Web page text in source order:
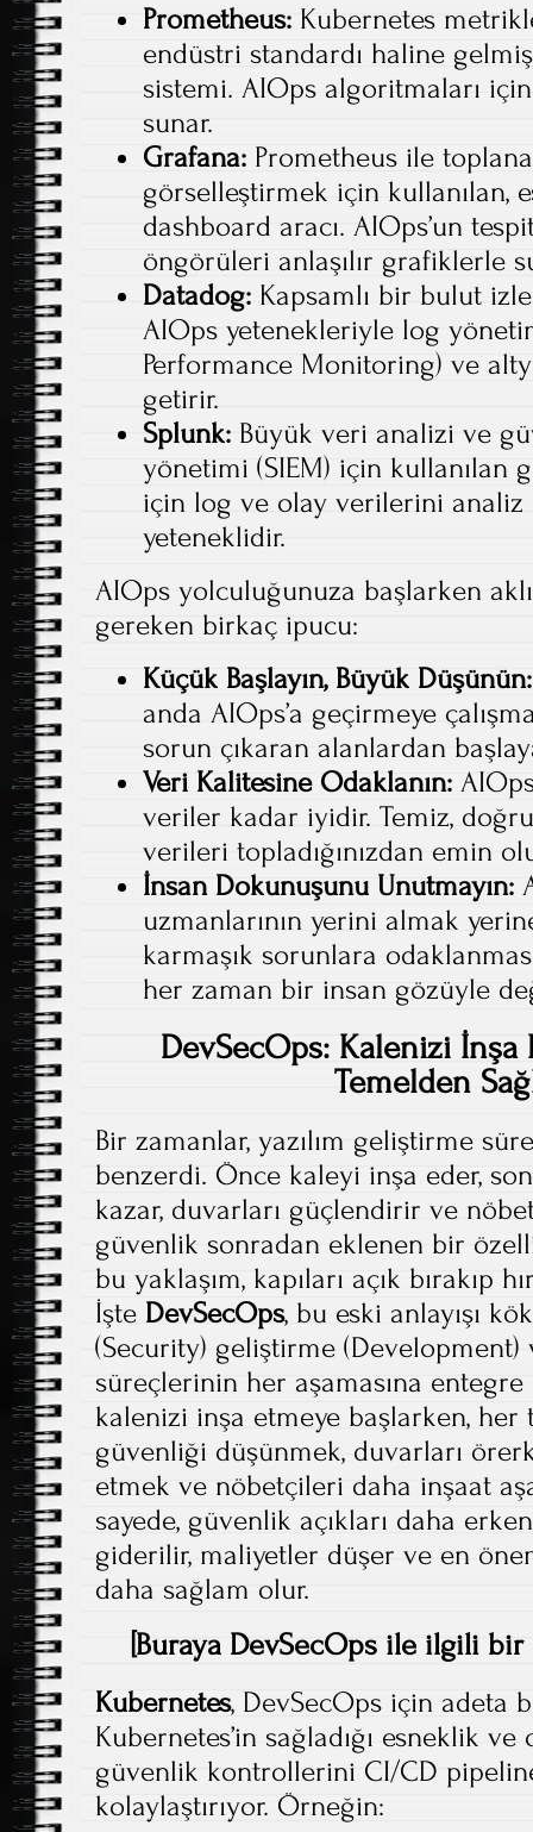
Prometheus: Kubernetes
endüstri standardı haline
sistemi. AIOps algoritmaları
sunar.
Grafana: Prometheus ile
görselleştirmek için kullanılan,
dashboard aracı. AIOps’un
öngörüleri anlaşılır grafiklerle
Datadog: Kapsamlı bir bulut
AIOps yetenekleriyle log
Performance Monitoring) ve
getirir.
Splunk: Büyük veri analizi ve
yönetimi (SIEM) için kullanılan
için log ve olay verilerini analiz
yeteneklidir.
AIOps yolculuğunuza başlarken
gereken birkaç ipucu:
Küçük Başlayın, Büyük Düşünün:
anda AIOps’a geçirmeye
sorun çıkaran alanlardan
Veri Kalitesine Odaklanın:
veriler kadar iyidir. Temiz,
verileri topladığınızdan emin
İnsan Dokunuşunu Unutmayın:
uzmanlarının yerini almak
karmaşık sorunlara
her zaman bir insan gözüyle
DevSecOps: Kalenizi
Temelden
Bir zamanlar, yazılım geliştirme
benzerdi. Önce kaleyi inşa eder,
kazar, duvarları güçlendirir ve
güvenlik sonradan eklenen bir
bu yaklaşım, kapıları açık bırakıp
İşte DevSecOps, bu eski anlayışı
(Security) geliştirme
süreçlerinin her aşamasına
kalenizi inşa etmeye başlarken, her
güvenliği düşünmek, duvarları
etmek ve nöbetçileri daha inşaat
sayede, güvenlik açıkları daha
giderilir, maliyetler düşer ve en
daha sağlam olur.
[Buraya DevSecOps ile ilgili
Kubernetes, DevSecOps için adeta
Kubernetes’in sağladığı esneklik
güvenlik kontrollerini CI/CD
kolaylaştırıyor. Örneğin: